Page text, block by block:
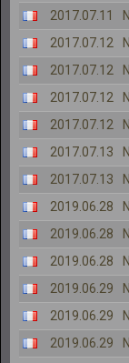
2017.07.11
2017.07.12
2017.07.12
2017.07.12
2017.07.12
2017.07.13
2017.07.13
2019.06.28
2019.06.28
2019.06.28
2019.06.29
2019.06.29
2019.06.29